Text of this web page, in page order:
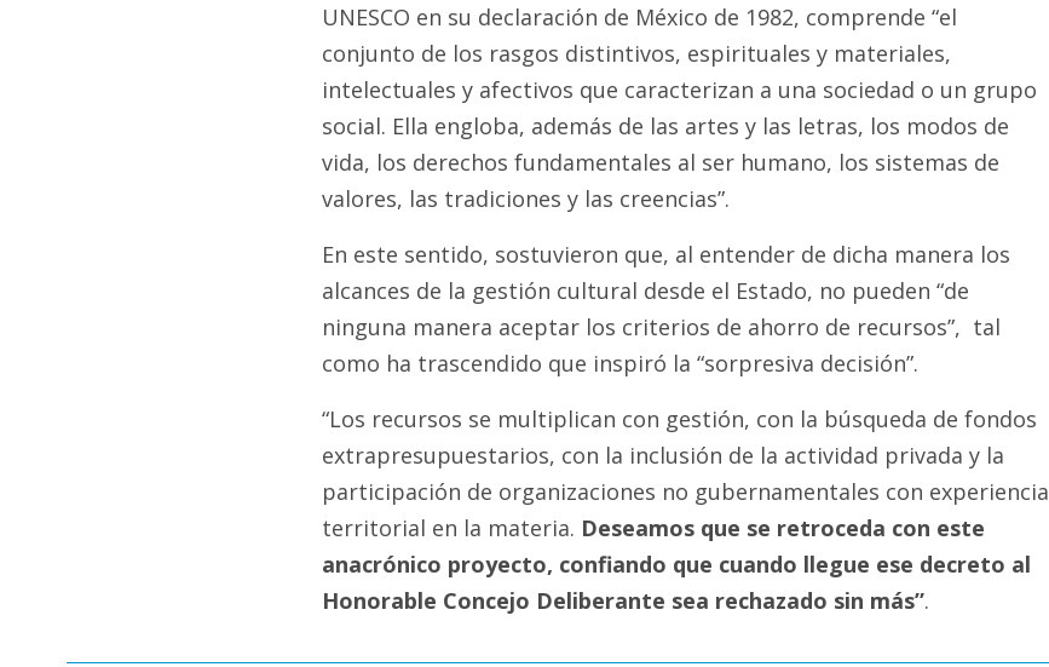
UNESCO en su declaración de México de 1982, comprende “el
conjunto de los rasgos distintivos, espirituales y materiales,
intelectuales y afectivos que caracterizan a una sociedad o un grupo
social. Ella engloba, además de las artes y las letras, los modos de
vida, los derechos fundamentales al ser humano, los sistemas de
valores, las tradiciones y las creencias”.
En este sentido, sostuvieron que, al entender de dicha manera los
alcances de la gestión cultural desde el Estado, no pueden “de
ninguna manera aceptar los criterios de ahorro de recursos”, tal
como ha trascendido que inspiró la “sorpresiva decisión”.
“Los recursos se multiplican con gestión, con la búsqueda de fondos
extrapresupuestarios, con la inclusión de la actividad privada y la
participación de organizaciones no gubernamentales con experiencia
territorial en la materia. Deseamos que se retroceda con este
anacrónico proyecto, confiando que cuando llegue ese decreto al
Honorable Concejo Deliberante sea rechazado sin más”.